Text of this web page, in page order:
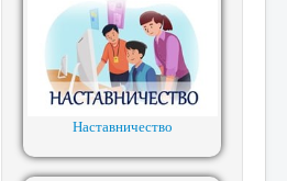
Наставничество